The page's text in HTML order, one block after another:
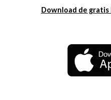
Download de